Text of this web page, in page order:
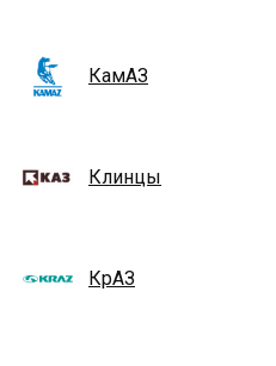
КамАЗ
Клинцы
КрАЗ